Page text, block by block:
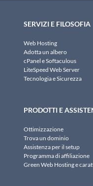
SERVIZI E FILOSOFIA
Web Hosting
Adotta un albero
cPanel e Softaculous
LiteSpeed Web Server
Tecnologia e Sicurezza
PRODOTTI E
Ottimizzazione
Trova un dominio
Assistenza per il setup
Programma di affiliazione
Green Web Hosting e